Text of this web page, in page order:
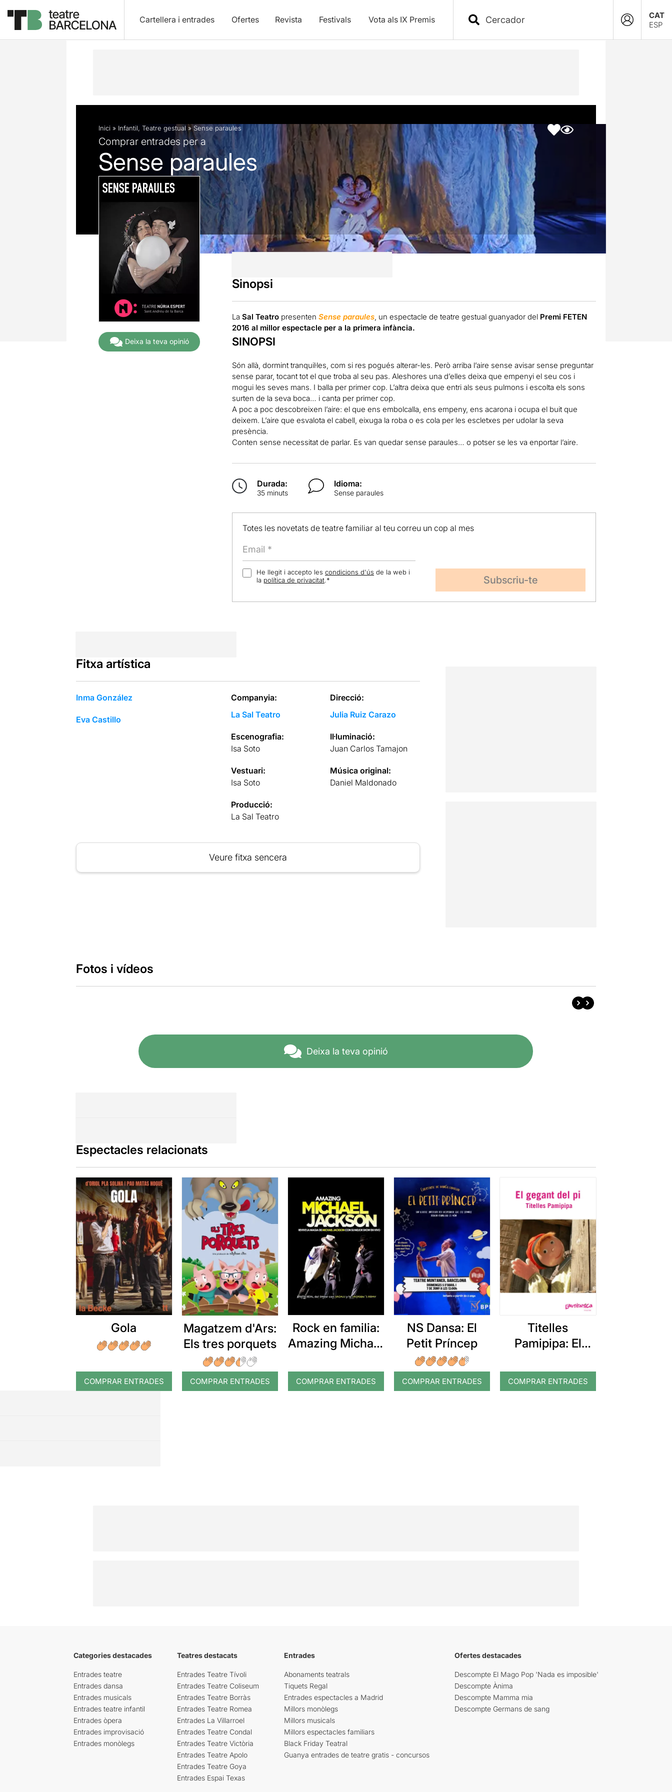
Cartellera i entrades Ofertes Revista Festivals Vota als IX Premis
CAT
ESP
Descripció Fitxa artística Fotos i vídeos
Inici » Infantil, Teatre gestual » Sense paraules
Comprar entrades per a
Sense paraules
Deixa la teva opinió
Sinopsi
La Sal Teatropresenten Sense paraules, un espectacle de teatre gestual guanyador del Premi FETEN
2016 al millor espectacle per a la primera infància.
SINOPSI
Són allà, dormint tranquil·les, com si res pogués alterar-les. Però arriba l’aire sense avisar sense preguntar
sense parar, tocant tot el que troba al seu pas. Aleshores una d’elles deixa que empenyi el seu cos i
mogui les seves mans. I balla per primer cop. L’altra deixa que entri als seus pulmons i escolta els sons
surten de la seva boca… i canta per primer cop.
A poc a poc descobreixen l’aire: el que ens embolcalla, ens empeny, ens acarona i ocupa el buit que
deixem. L’aire que esvalota el cabell, eixuga la roba o es cola per les escletxes per udolar la seva
presència.
Conten sense necessitat de parlar. Es van quedar sense paraules… o potser se les va enportar l’aire.
Durada:
35 minuts
Idioma:
Sense paraules
Totes les novetats de teatre familiar al teu correu un cop al mes
He llegit i accepto les condicions d'ús de la web i
la política de privacitat.*
Fitxa artística
Inma González
Eva Castillo
Companyia:
La Sal Teatro
Direcció:
Julia Ruiz Carazo
Escenografia:
Isa Soto
Il·luminació:
Juan Carlos Tamajon
Vestuari:
Isa Soto
Música original:
Daniel Maldonado
Producció:
La Sal Teatro
Veure fitxa sencera
Fotos i vídeos
Deixa la teva opinió
Espectacles relacionats
Gola
COMPRAR ENTRADES
Magatzem d'Ars:
Els tres porquets
COMPRAR ENTRADES
Rock en familia:
Amazing Michael
COMPRAR ENTRADES
NS Dansa: El
Petit Príncep
COMPRAR ENTRADES
Titelles
Pamipipa: El
COMPRAR ENTRADES
Categories destacades
Entrades teatre
Entrades dansa
Entrades musicals
Entrades teatre infantil
Entrades òpera
Entrades improvisació
Entrades monòlegs
Teatres destacats
Entrades Teatre Tívoli
Entrades Teatre Coliseum
Entrades Teatre Borràs
Entrades Teatre Romea
Entrades La Villarroel
Entrades Teatre Condal
Entrades Teatre Victòria
Entrades Teatre Apolo
Entrades Teatre Goya
Entrades Espai Texas
Entrades
Abonaments teatrals
Tiquets Regal
Entrades espectacles a Madrid
Millors monòlegs
Millors musicals
Millors espectacles familiars
Black Friday Teatral
Guanya entrades de teatre gratis - concursos
Ofertes destacades
Descompte El Mago Pop 'Nada es imposible'
Descompte Ànima
Descompte Mamma mia
Descompte Germans de sang